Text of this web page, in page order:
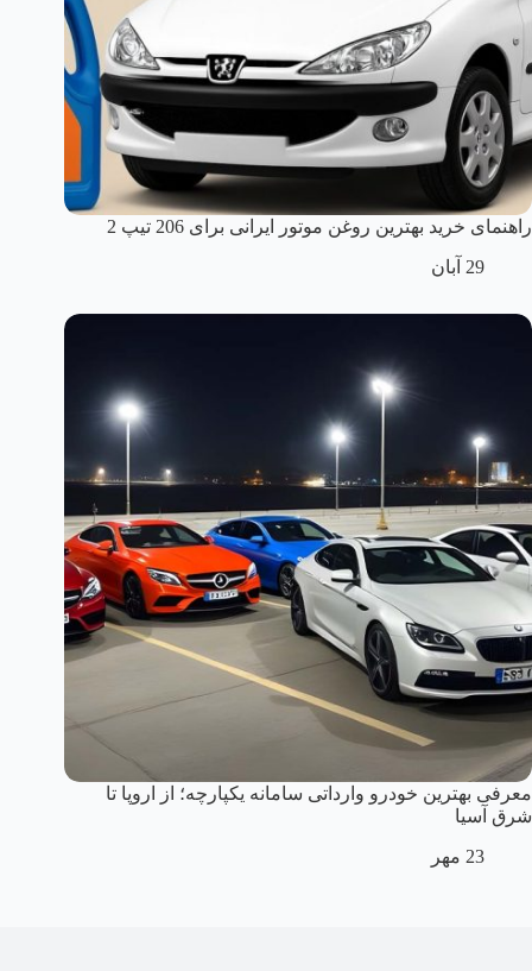
راهنمای خرید بهترین روغن موتور ایرانی برای 206 تیپ 2
29 آبان
معرفی بهترین خودرو وارداتی سامانه یکپارچه؛ از اروپا تا
شرق آسیا
23 مهر